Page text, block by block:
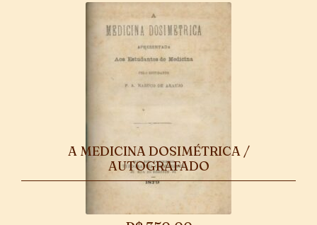
A MEDICINA DOSIMÉTRICA /
AUTOGRAFADO